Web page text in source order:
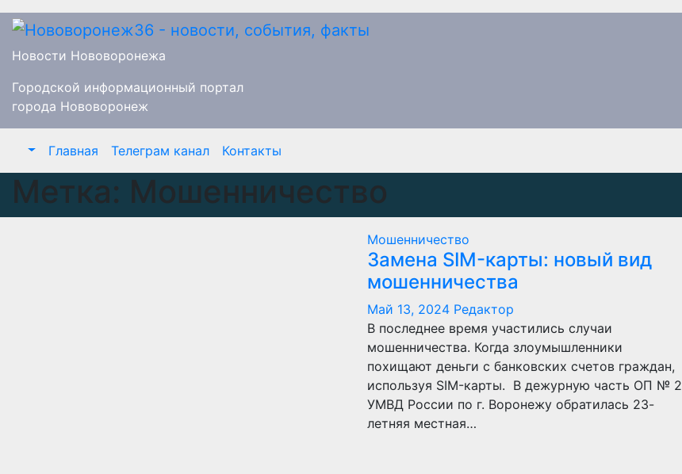
Перейти
содержимому
Новости Нововоронежа
Городской информационный портал
города Нововоронеж
Главная Телеграм канал Контакты
Метка: Мошенничество
Мошенничество
Замена SIM-карты: новый вид
мошенничества
Май 13, 2024 Редактор
В последнее время участились случаи
мошенничества. Когда злоумышленники
похищают деньги с банковских счетов граждан,
используя SIM-карты. В дежурную часть ОП № 2
УМВД России по г. Воронежу обратилась 23-
летняя местная…